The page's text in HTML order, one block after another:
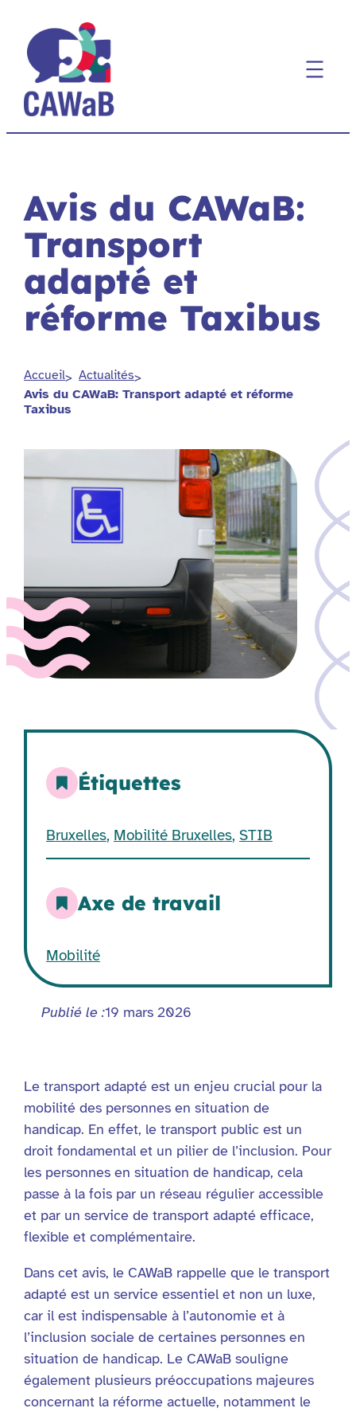
contenu
Avis du CAWaB:
Transport
adapté et
réforme Taxibus
Accueil
Actualités
Avis du CAWaB: Transport adapté et réforme
Taxibus
Étiquettes
Bruxelles, Mobilité Bruxelles, STIB
Axe de travail
Mobilité
Publié le :19 mars 2026
Le transport adapté est un enjeu crucial pour la
mobilité des personnes en situation de
handicap. En effet, le transport public est un
droit fondamental et un pilier de l’inclusion. Pour
les personnes en situation de handicap, cela
passe à la fois par un réseau régulier accessible
et par un service de transport adapté efficace,
flexible et complémentaire.
Dans cet avis, le CAWaB rappelle que le transport
adapté est un service essentiel et non un luxe,
car il est indispensable à l’autonomie et à
l’inclusion sociale de certaines personnes en
situation de handicap. Le CAWaB souligne
également plusieurs préoccupations majeures
concernant la réforme actuelle, notamment le